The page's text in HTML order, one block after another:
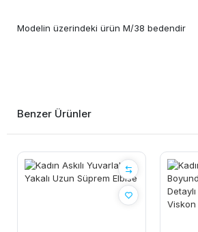
Modelin üzerindeki ürün M/38 bedendir
Benzer Ürünler